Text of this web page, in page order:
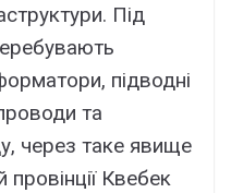
Під
підводні
та
через таке явище
Квебек